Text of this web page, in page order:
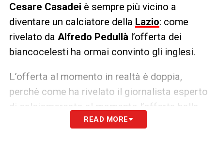
Cesare Casadei è sempre più vicino a
diventare un calciatore della Lazio: come
rivelato da Alfredo Pedullà l’offerta dei
biancocelesti ha ormai convinto gli inglesi.
L’offerta al momento in realtà è doppia,
perchè come ha rivelato il giornalista esperto
di calciomercato al momento l’offerta balla
12 milioni e il 20% di
READ MORE